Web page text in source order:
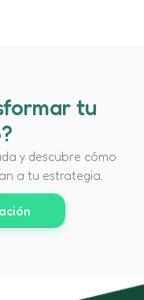
tu
y descubre cómo
a tu estrategia.